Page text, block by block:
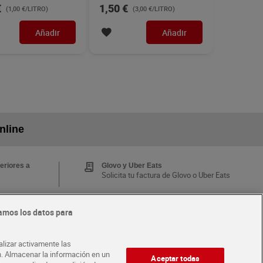
(1,00 €/LITRO)
Añadir
1,50 € (3,00 €/LITRO)
Añadir
a
Glovo y Uber Eats
Solicita tu factura de Glovo o Uber Eats
¡Solicita tu tarjeta de crédito aquí!
los datos para
activamente las
la información en un
Aceptar todas